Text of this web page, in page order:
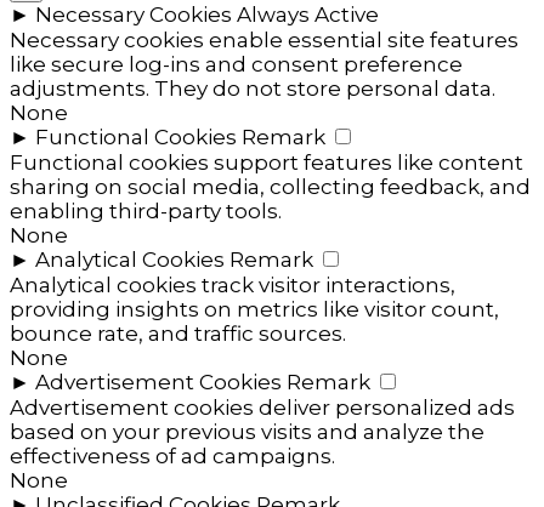
► Necessary Cookies Always Active
Necessary cookies enable essential site features
like secure log-ins and consent preference
adjustments. They do not store personal data.
None
► Functional Cookies Remark
Functional cookies support features like content
sharing on social media, collecting feedback, and
enabling third-party tools.
None
► Analytical Cookies Remark
Analytical cookies track visitor interactions,
providing insights on metrics like visitor count,
bounce rate, and traffic sources.
None
► Advertisement Cookies Remark
Advertisement cookies deliver personalized ads
based on your previous visits and analyze the
effectiveness of ad campaigns.
None